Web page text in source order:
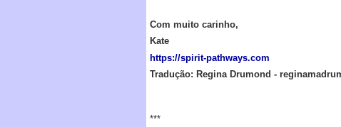
Com muito carinho,
Kate
https://spirit-pathways.com
Tradução: Regina Drumond -
***